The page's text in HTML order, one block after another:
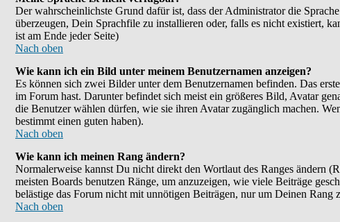
Der wahrscheinlichste Grund dafür ist, dass der Administrator die
überzeugen, Dein Sprachfile zu installieren oder, falls es nicht existiert,
ist am Ende jeder Seite)
Nach oben
Wie kann ich ein Bild unter meinem Benutzernamen anzeigen?
Es können sich zwei Bilder unter dem Benutzernamen befinden. Das
im Forum hast. Darunter befindet sich meist ein größeres Bild, Avatar
die Benutzer wählen dürfen, wie sie ihren Avatar zugänglich machen.
bestimmt einen guten haben).
Nach oben
Wie kann ich meinen Rang ändern?
Normalerweise kannst Du nicht direkt den Wortlaut des Ranges ändern
meisten Boards benutzen Ränge, um anzuzeigen, wie viele Beiträge
belästige das Forum nicht mit unnötigen Beiträgen, nur um Deinen
Nach oben